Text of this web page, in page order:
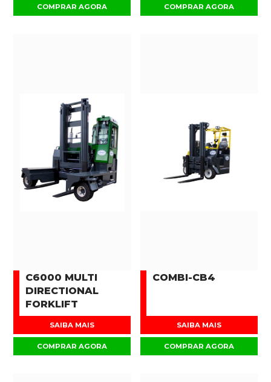
COMPRAR AGORA COMPRAR AGORA
C6000 MULTI
DIRECTIONAL
FORKLIFT
SAIBA MAIS
COMPRAR AGORA
COMBI-CB4
SAIBA MAIS
COMPRAR AGORA